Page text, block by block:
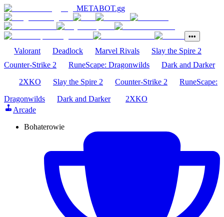
METABOT.gg
•••
Valorant Deadlock Marvel Rivals
Slay the Spire 2
Counter-Strike 2
RuneScape: Dragonwilds
Dark and Darker
2XKO
Slay the Spire 2 Counter-Strike 2
RuneScape:
Dragonwilds
Dark and Darker
2XKO
Arcade
Bohaterowie